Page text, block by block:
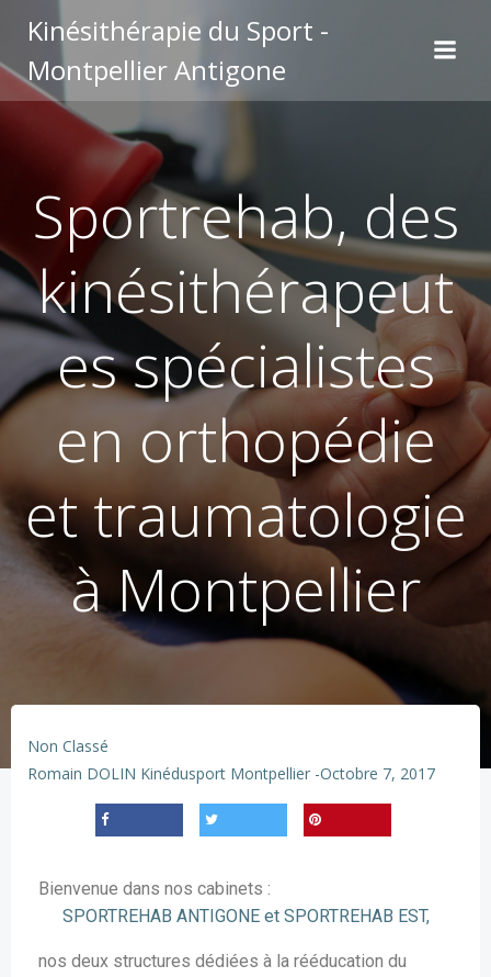
Kinésithérapie du Sport -
Montpellier Antigone
Sportrehab, des
kinésithérapeut
es spécialistes
en orthopédie
et traumatologie
à Montpellier
Non Classé
Romain DOLIN Kinédusport Montpellier -Octobre 7, 2017
Bienvenue dans nos cabinets :
SPORTREHAB ANTIGONE et SPORTREHAB EST,
nos deux structures dédiées à la rééducation du